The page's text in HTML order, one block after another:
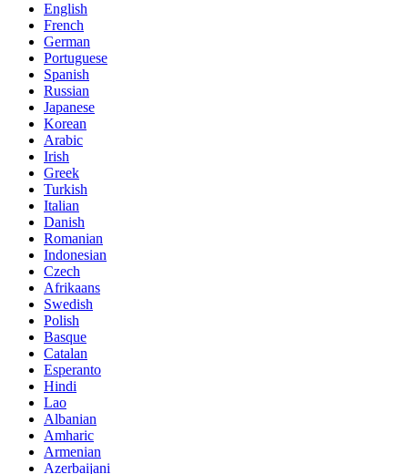
English
French
German
Portuguese
Spanish
Russian
Japanese
Korean
Arabic
Irish
Greek
Turkish
Italian
Danish
Romanian
Indonesian
Czech
Afrikaans
Swedish
Polish
Basque
Catalan
Esperanto
Hindi
Lao
Albanian
Amharic
Armenian
Azerbaijani